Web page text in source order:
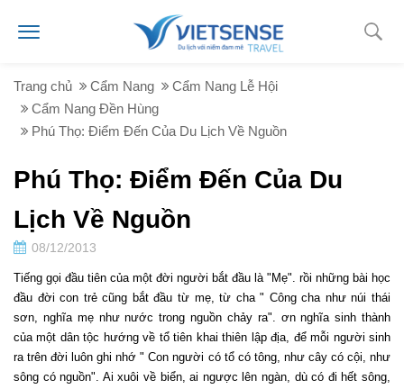
Trang chủ Cẩm Nang
Cẩm Nang Lễ Hội
Cẩm Nang Đền Hùng
Phú Thọ: Điểm Đến Của Du Lịch Về Nguồn
Phú Thọ: Điểm Đến Của Du
Lịch Về Nguồn
08/12/2013
Tiếng gọi đầu tiên của một đời người bắt đầu là "Mẹ". rồi những bài học
đầu đời con trẻ cũng bắt đầu từ mẹ, từ cha " Công cha như núi thái
sơn, nghĩa mẹ như nước trong nguồn chảy ra". ơn nghĩa sinh thành
của một dân tộc hướng về tổ tiên khai thiên lập địa, để mỗi người sinh
ra trên đời luôn ghi nhớ " Con người có tổ có tông, như cây có cội, như
sông có nguồn". Ai xuôi về biển, ai ngược lên ngàn, dù có đi hết sông,